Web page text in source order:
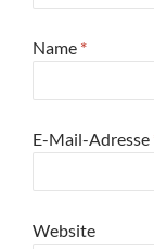
Name *
E-Mail-Adresse
Website